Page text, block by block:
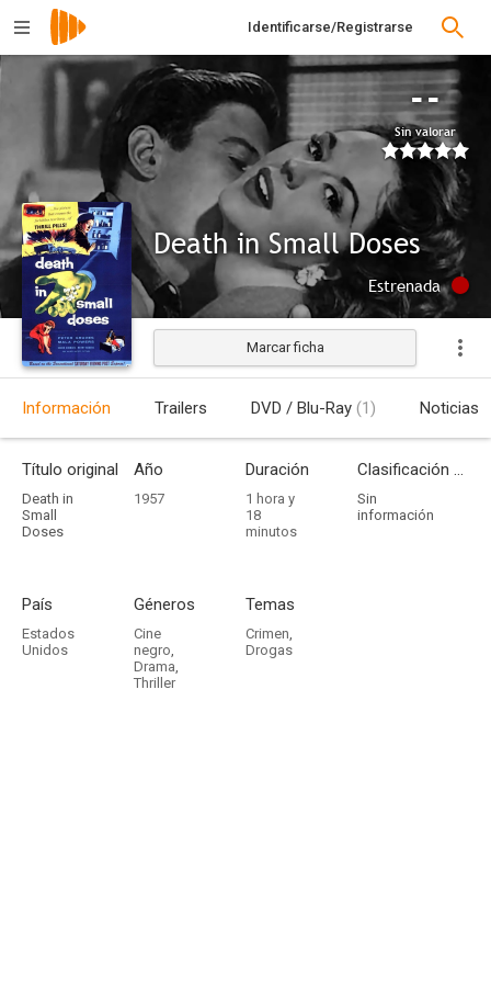
Identificarse/Registrarse
--
Sin valorar
Death in Small Doses
Estrenada
Marcar ficha
Información Trailers DVD / Blu-Ray (1) Noticias
Título original
Death in
Small
Doses
Año
1957
Duración
1 hora y
18
minutos
Clasificación por edades
Sin
información
País
Estados
Unidos
Géneros
Cine
negro,
Drama,
Thriller
Temas
Crimen,
Drogas